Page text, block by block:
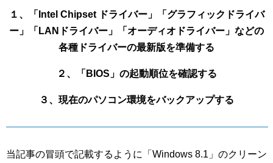
１、「Intel Chipset ドライバー」「グラフィックドライバ
ー」「LANドライバー」「オーディオドライバー」などの
各種ドライバーの最新版を準備する
２、「BIOS」の起動順位を確認する
３、現在のパソコン環境をバックアップする
当記事の冒頭で記載するように「Windows 8.1」のクリーン